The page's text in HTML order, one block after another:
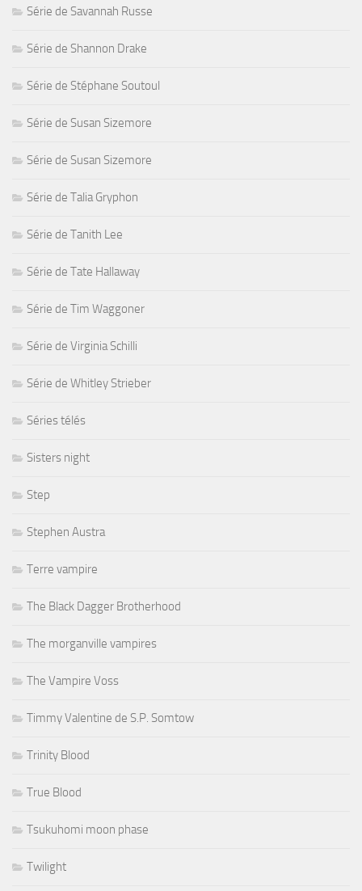
Série de Savannah Russe
Série de Shannon Drake
Série de Stéphane Soutoul
Série de Susan Sizemore
Série de Susan Sizemore
Série de Talia Gryphon
Série de Tanith Lee
Série de Tate Hallaway
Série de Tim Waggoner
Série de Virginia Schilli
Série de Whitley Strieber
Séries télés
Sisters night
Step
Stephen Austra
Terre vampire
The Black Dagger Brotherhood
The morganville vampires
The Vampire Voss
Timmy Valentine de S.P. Somtow
Trinity Blood
True Blood
Tsukuhomi moon phase
Twilight